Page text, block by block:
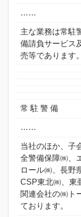
……
主な業務は常駐
備請負サービス
売等であります。
常 駐 警 備
……
当社のほか、子
全警備保障㈱、
ロール㈱、長野
CSP東北㈱、東
関連会社の㈱ト
ております。